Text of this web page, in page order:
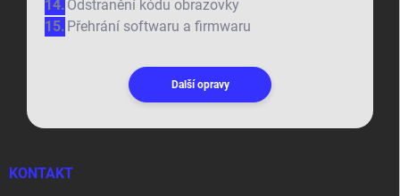
Odstranění kódu obrazovky
Přehrání softwaru a firmwaru
Další opravy
KONTAKT